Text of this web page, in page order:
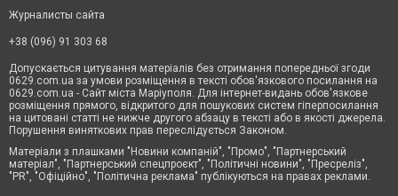
Журналисты сайта
+38 (096) 91 303 68
Допускається цитування матеріалів без отримання попередньої згоди
0629.com.ua за умови розміщення в тексті обов'язкового посилання на
0629.com.ua - Сайт міста Маріуполя. Для інтернет-видань обов'язкове
розміщення прямого, відкритого для пошукових систем гіперпосилання
на цитовані статті не нижче другого абзацу в тексті або в якості джерела.
Порушення виняткових прав переслідується Законом.
Матеріали з плашками "Новини компаній", "Промо", "Партнерський
матеріал", "Партнерський спецпроєкт", "Політичні новини", "Пресреліз",
"PR", "Офіційно", "Політична реклама" публікуються на правах реклами.